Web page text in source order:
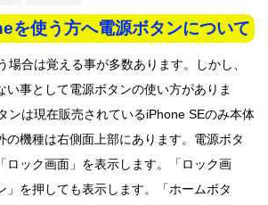
を使う方へ電源ボタンについて
場合は覚える事が多数あります。しかし、
い事として電源ボタンの使い方がありま
ンは現在販売されているiPhone SEのみ本体
の機種は右側面上部にあります。電源ボタ
ロック画面」を表示します。「ロック画
」を押しても表示します。「ホームボタ